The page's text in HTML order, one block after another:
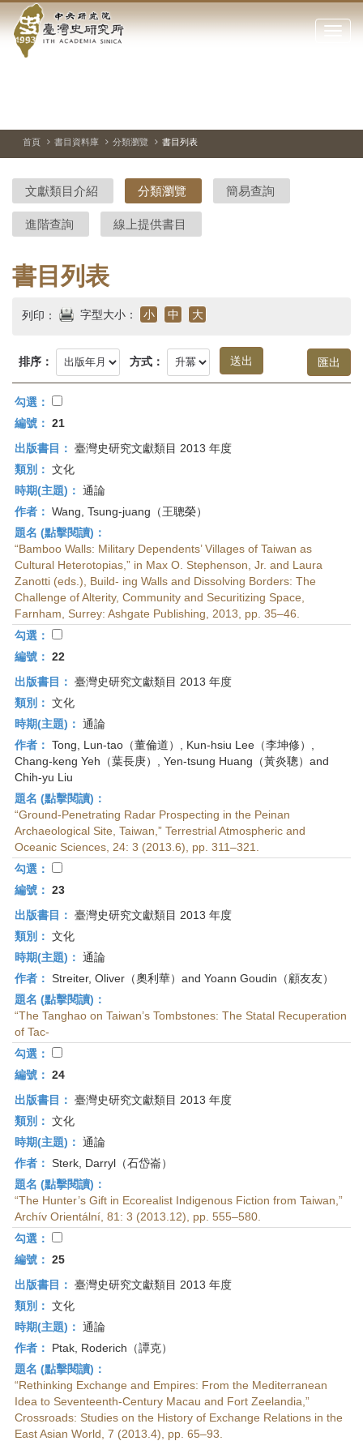
到中
央
院-
臺
灣
史
研
究
首
頁
點
閉
站
停、
圖
圖
結
首頁 書目資料庫 分類瀏覽 書目列表
文獻類目介紹 分類瀏覽 簡易查詢
進階查詢 線上提供書目
書目列表
列印： 字型大小： 小 中 大
排序： 方式：
勾選：
編號： 21
出版書目： 臺灣史研究文獻類目 2013 年度
類別： 文化
時期(主題)： 通論
作者： Wang, Tsung-juang（王聰榮）
題名 (點擊閱讀)：
“Bamboo Walls: Military Dependents’ Villages of Taiwan as
Cultural Heterotopias,” in Max O. Stephenson, Jr. and Laura
Zanotti (eds.), Build- ing Walls and Dissolving Borders: The
Challenge of Alterity, Community and Securitizing Space,
Farnham, Surrey: Ashgate Publishing, 2013, pp. 35–46.
勾選：
編號： 22
出版書目： 臺灣史研究文獻類目 2013 年度
類別： 文化
時期(主題)： 通論
作者： Tong, Lun-tao（董倫道）, Kun-hsiu Lee（李坤修）,
Chang-keng Yeh（葉長庚）, Yen-tsung Huang（黃炎聰）and
Chih-yu Liu
題名 (點擊閱讀)：
“Ground-Penetrating Radar Prospecting in the Peinan
Archaeological Site, Taiwan,” Terrestrial Atmospheric and
Oceanic Sciences, 24: 3 (2013.6), pp. 311–321.
勾選：
編號： 23
出版書目： 臺灣史研究文獻類目 2013 年度
類別： 文化
時期(主題)： 通論
作者： Streiter, Oliver（奧利華）and Yoann Goudin（顧友友）
題名 (點擊閱讀)：
“The Tanghao on Taiwan’s Tombstones: The Statal Recuperation
of Tac-
勾選：
編號： 24
出版書目： 臺灣史研究文獻類目 2013 年度
類別： 文化
時期(主題)： 通論
作者： Sterk, Darryl（石岱崙）
題名 (點擊閱讀)：
“The Hunter’s Gift in Ecorealist Indigenous Fiction from Taiwan,”
Archív Orientální, 81: 3 (2013.12), pp. 555–580.
勾選：
編號： 25
出版書目： 臺灣史研究文獻類目 2013 年度
類別： 文化
時期(主題)： 通論
作者：
Ptak, Roderich（譚克）
題名 (點擊閱讀)：
“Rethinking Exchange and Empires: From the Mediterranean
Idea to Seventeenth-Century Macau and Fort Zeelandia,”
Crossroads: Studies on the History of Exchange Relations in the
East Asian World, 7 (2013.4), pp. 65–93.